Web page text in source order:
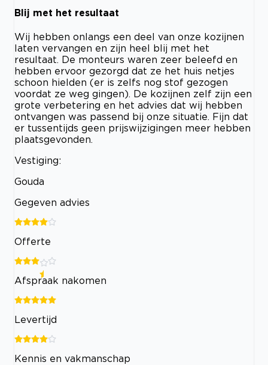
Blij met het resultaat
Wij hebben onlangs een deel van onze kozijnen
laten vervangen en zijn heel blij met het
resultaat. De monteurs waren zeer beleefd en
hebben ervoor gezorgd dat ze het huis netjes
schoon hielden (er is zelfs nog stof gezogen
voordat ze weg gingen). De kozijnen zelf zijn een
grote verbetering en het advies dat wij hebben
ontvangen was passend bij onze situatie. Fijn dat
er tussentijds geen prijswijzigingen meer hebben
plaatsgevonden.
Vestiging:
Gouda
Gegeven advies
Offerte
Afspraak nakomen
Levertijd
Kennis en vakmanschap